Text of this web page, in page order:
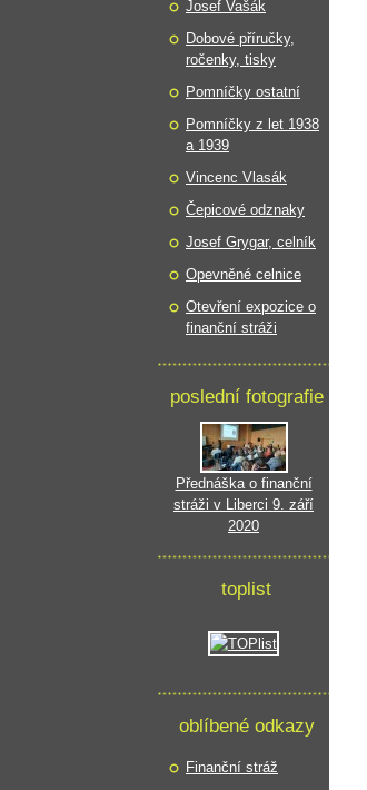
Josef Vašák
Dobové příručky,
ročenky, tisky
Pomníčky ostatní
Pomníčky z let 1938
a 1939
Vincenc Vlasák
Čepicové odznaky
Josef Grygar, celník
Opevněné celnice
Otevření expozice o
finanční stráži
poslední fotografie
Přednáška o finanční
stráži v Liberci 9. září
2020
toplist
oblíbené odkazy
Finanční stráž